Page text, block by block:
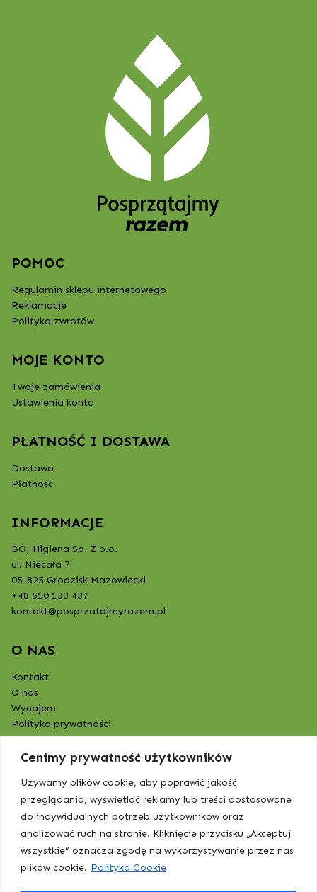
Cenimy prywatność użytkowników
Używamy plików cookie, aby poprawić jakość
przeglądania, wyświetlać reklamy lub treści dostosowane
do indywidualnych potrzeb użytkowników oraz
analizować ruch na stronie. Kliknięcie przycisku „Akceptuj
wszystkie” oznacza zgodę na wykorzystywanie przez nas
plików cookie. Polityka Cookie
POMOC
Regulamin sklepu internetowego
Reklamacje
Polityka zwrotów
MOJE KONTO
Twoje zamówienia
Ustawienia konta
PŁATNOŚĆ I DOSTAWA
Dostawa
Płatność
INFORMACJE
BOJ Higiena Sp. Z o.o.
ul. Niecała 7
05-825 Grodzisk Mazowiecki
+48 510 133 437
kontakt@posprzatajmyrazem.pl
O NAS
Kontakt
O nas
Wynajem
Polityka prywatności